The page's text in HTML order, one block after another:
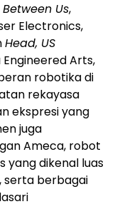
Us,
Electronics,
Head, US
Arts,
robotika di
rekayasa
ekspresi yang
juga
Ameca, robot
yang dikenal luas
serta berbagai